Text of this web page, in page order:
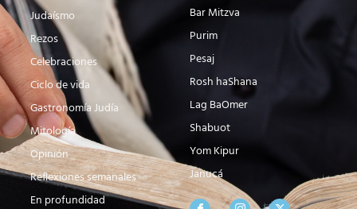
Judaísmo
Rezos
Celebraciones
Ciclo de vida
Gastronomía Judía
Mitología
Opinión
Reflexiones semanales
En profundidad
Bar Mitzva
Purim
Pesaj
Rosh haShana
Lag BaOmer
Shabuot
Yom Kipur
Janucá